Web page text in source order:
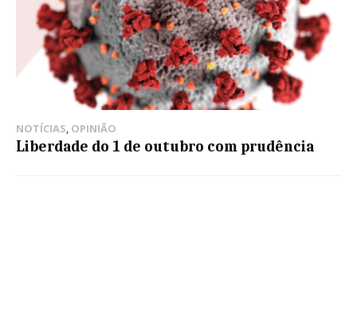
NOTÍCIAS OPINIÃO
Liberdade do 1 de outubro com prudência